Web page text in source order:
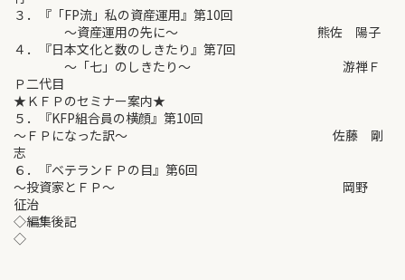
３．『「FP流」私の資産運用』第10回
～資産運用の先に～ 熊佐 陽子
４．『日本文化と数のしきたり』第7回
～「七」のしきたり～ 游禅Ｆ
Ｐ二代目
★ＫＦＰのセミナー案内★
５．『KFP組合員の横顔』第10回
～ＦＰになった訳～ 佐藤 剛
志
６．『ベテランＦＰの目』第6回
～投資家とＦＰ～ 岡野
征治
◇編集後記